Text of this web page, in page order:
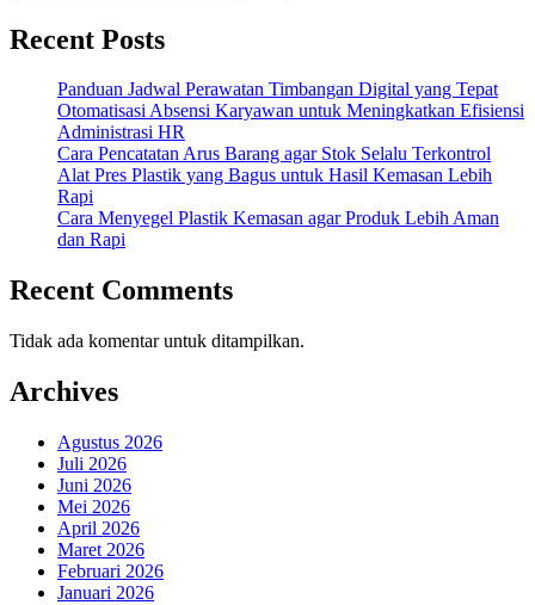
Recent Posts
Panduan Jadwal Perawatan Timbangan Digital yang Tepat
Otomatisasi Absensi Karyawan untuk Meningkatkan Efisiensi
Administrasi HR
Cara Pencatatan Arus Barang agar Stok Selalu Terkontrol
Alat Pres Plastik yang Bagus untuk Hasil Kemasan Lebih
Rapi
Cara Menyegel Plastik Kemasan agar Produk Lebih Aman
dan Rapi
Recent Comments
Tidak ada komentar untuk ditampilkan.
Archives
Agustus 2026
Juli 2026
Juni 2026
Mei 2026
April 2026
Maret 2026
Februari 2026
Januari 2026